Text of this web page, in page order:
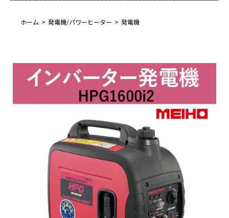
ホーム 発電機/パワーヒーター 発電機